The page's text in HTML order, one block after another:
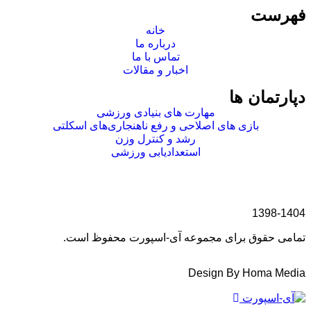
فهرست
خانه
درباره ما
تماس با ما
اخبار و مقالات
دپارتمان ها
مهارت های بنیادی ورزشی
بازی های اصلاحی و رفع ناهنجاری‌های اسکلتی
رشد و کنترل وزن
استعدادیابی ورزشی
1398-1404
تمامی حقوق برای مجموعه آی-اسپورت محفوظ است.
Design By Homa Media